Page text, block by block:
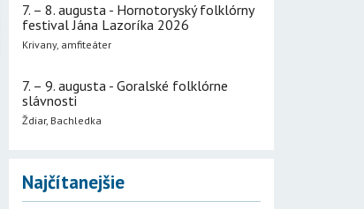
7. – 8. augusta - Hornotoryský folklórny
festival Jána Lazoríka 2026
Krivany, amfiteáter
7. – 9. augusta - Goralské folklórne
slávnosti
Ždiar, Bachledka
Najčítanejšie